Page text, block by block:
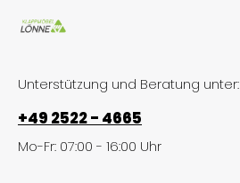
Unterstützung und Beratung unter:
+49 2522 - 4665
Mo-Fr: 07:00 - 16:00 Uhr